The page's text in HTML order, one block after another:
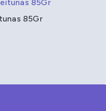
85Gr